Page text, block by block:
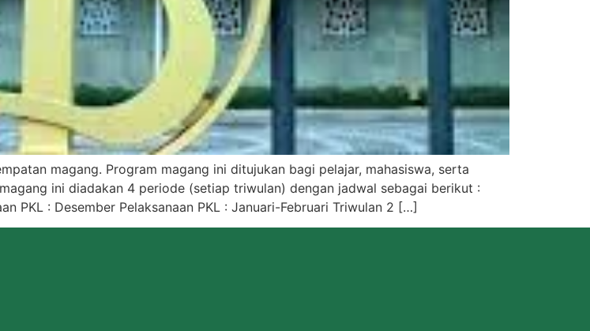
magang. Program magang ini ditujukan bagi pelajar, mahasiswa, serta
ini diadakan 4 periode (setiap triwulan) dengan jadwal sebagai berikut :
PKL : Desember Pelaksanaan PKL : Januari-Februari Triwulan 2 […]